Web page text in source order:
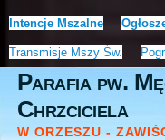
Intencje Mszalne
Transmisje Mszy Św.
Parafia pw.
Chrzciciela
W ORZESZU -